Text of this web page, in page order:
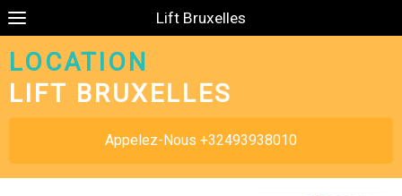
Lift Bruxelles
LOCATION
LIFT BRUXELLES
Appelez-Nous +32493938010